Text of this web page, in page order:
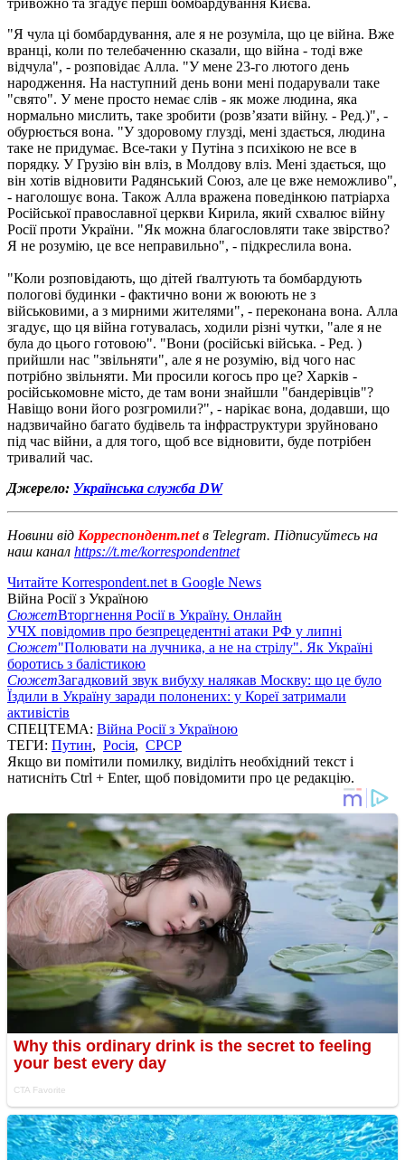
"Я чула ці бомбардування, але я не розуміла, що це війна. Вже
вранці, коли по телебаченню сказали, що війна - тоді вже
відчула", - розповідає Алла. "У мене 23-го лютого день
народження. На наступний день вони мені подарували таке
"свято". У мене просто немає слів - як може людина, яка
нормально мислить, таке зробити (розв’язати війну. - Ред.)", -
обурюється вона. "У здоровому глузді, мені здається, людина
таке не придумає. Все-таки у Путіна з психікою не все в
порядку. У Грузію він вліз, в Молдову вліз. Мені здається, що
він хотів відновити Радянський Союз, але це вже неможливо",
- наголошує вона. Також Алла вражена поведінкою патріарха
Російської православної церкви Кирила, який схвалює війну
Росії проти України. "Як можна благословляти таке звірство?
Я не розумію, це все неправильно", - підкреслила вона.
"Коли розповідають, що дітей ґвалтують та бомбардують
пологові будинки - фактично вони ж воюють не з
військовими, а з мирними жителями", - переконана вона. Алла
згадує, що ця війна готувалась, ходили різні чутки, "але я не
була до цього готовою". "Вони (російські війська. - Ред. )
прийшли нас "звільняти", але я не розумію, від чого нас
потрібно звільняти. Ми просили когось про це? Харків -
російськомовне місто, де там вони знайшли "бандерівців"?
Навіщо вони його розгромили?", - нарікає вона, додавши, що
надзвичайно багато будівель та інфраструктури зруйновано
під час війни, а для того, щоб все відновити, буде потрібен
тривалий час.
Джерело: Українська служба DW
Новини від Корреспондент.netв Telegram. Підписуйтесь на
наш канал https://t.me/korrespondentnet
Читайте Korrespondent.net в Google News
Війна Росії з Україною
СюжетВторгнення Росії в Україну. Онлайн
УЧХ повідомив про безпрецедентні атаки РФ у липні
Сюжет"Полювати на лучника, а не на стрілу". Як Україні
боротись з балістикою
СюжетЗагадковий звук вибуху налякав Москву: що це було
Їздили в Україну заради полонених: у Кореї затримали
активістів
СПЕЦТЕМА: Війна Росії з Україною
ТЕГИ: Путин, Росія, СРСР
Якщо ви помітили помилку, виділіть необхідний текст і
натисніть Ctrl + Enter, щоб повідомити про це редакцію.